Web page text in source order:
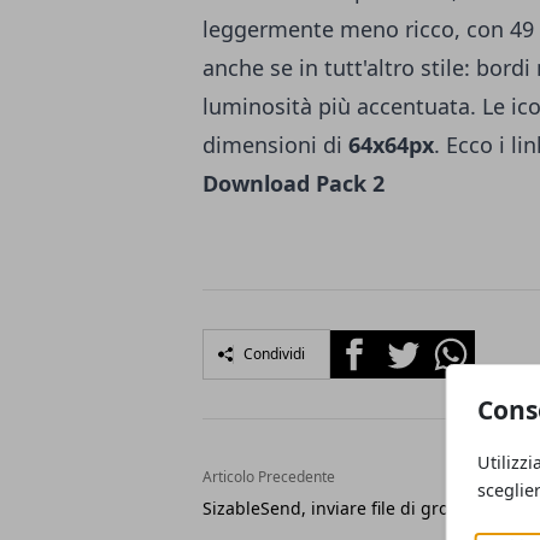
leggermente meno ricco, con
anche se in tutt'altro stile:
luminosità più accentuata. Le
dimensioni di 64x64px. Ecco i
Download Pack 2
Condividi FacebookTwitterWhatsapp
Articolo Precedente
SizableSend, inviare file di grosse